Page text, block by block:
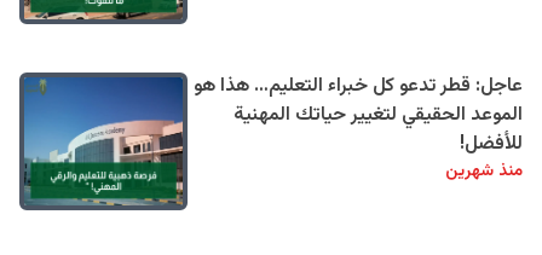
عاجل: قطر تدعو كل خبراء التعليم… هذا هو
الموعد الحقيقي لتغيير حياتك المهنية
للأفضل!
منذ شهرين